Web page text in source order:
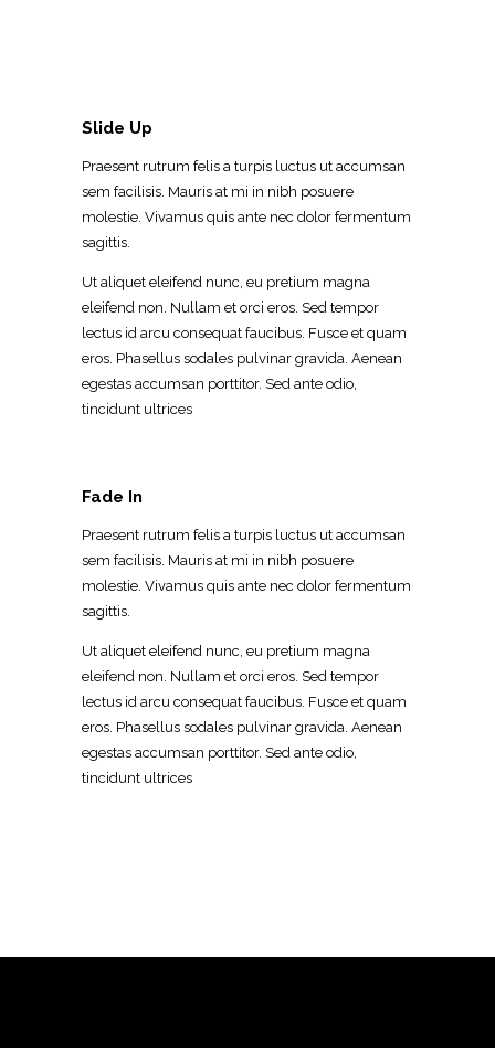
Slide Up
Praesent rutrum felis a turpis luctus ut accumsan
sem facilisis. Mauris at mi in nibh posuere
molestie. Vivamus quis ante nec dolor fermentum
sagittis.
Ut aliquet eleifend nunc, eu pretium magna
eleifend non. Nullam et orci eros. Sed tempor
lectus id arcu consequat faucibus. Fusce et quam
eros. Phasellus sodales pulvinar gravida. Aenean
egestas accumsan porttitor. Sed ante odio,
tincidunt ultrices
Fade In
Praesent rutrum felis a turpis luctus ut accumsan
sem facilisis. Mauris at mi in nibh posuere
molestie. Vivamus quis ante nec dolor fermentum
sagittis.
Ut aliquet eleifend nunc, eu pretium magna
eleifend non. Nullam et orci eros. Sed tempor
lectus id arcu consequat faucibus. Fusce et quam
eros. Phasellus sodales pulvinar gravida. Aenean
egestas accumsan porttitor. Sed ante odio,
tincidunt ultrices